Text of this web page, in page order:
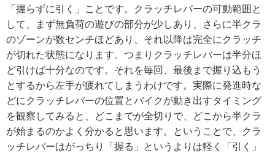
「握らずに引く」ことです。クラッチレバーの可動範囲と
して、まず無負荷の遊びの部分が少しあり、さらに半クラ
のゾーンが数センチほどあり、それ以降は完全にクラッチ
が切れた状態になります。つまりクラッチレバーは半分ほ
ど引けば十分なのです。それを毎回、最後まで握り込もう
とするから左手が疲れてしまうわけです。実際に発進時な
どにクラッチレバーの位置とバイクが動き出すタイミング
を観察してみると、どこまでが全切りで、どこから半クラ
が始まるのかよく分かると思います。ということで、クラ
ッチレバーはがっちり「握る」というよりは軽く「引く」